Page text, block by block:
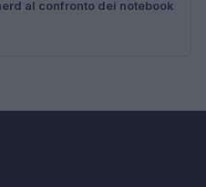
al confronto dei notebook